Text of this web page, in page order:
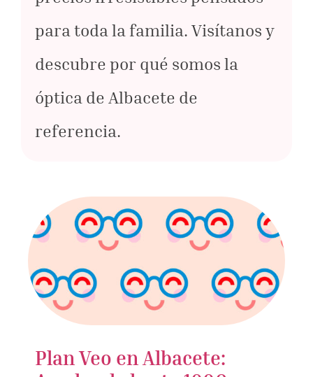
para toda la familia. Visítanos y
descubre por qué somos la
óptica de Albacete de
referencia.
Plan Veo en Albacete: